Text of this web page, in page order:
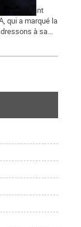
militant
qui a marqué la
à sa...